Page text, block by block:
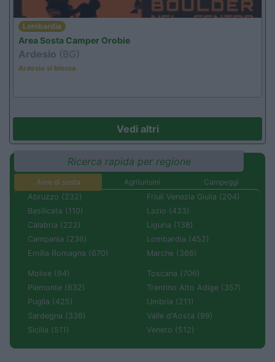
Lombardia
Area Sosta Camper Orobie
Ardesio (BG)
Ardesio si blocca
Vedi altri
Ricerca rapida per regione
Aree di sosta Agriturismi
Campeggi
Abruzzo (232)
Basilicata (110)
Calabria (222)
Campania (236)
Emilia Romagna (670)
Friuli Venezia Giulia (204)
Lazio (433)
Liguria (138)
Lombardia (452)
Marche (366)
Molise (94)
Piemonte (632)
Puglia (425)
Sardegna (336)
Sicilia (511)
Toscana (706)
Trentino Alto Adige (357)
Umbria (211)
Valle d'Aosta (99)
Veneto (512)